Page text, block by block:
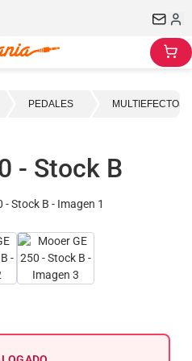
PEDALES MULTIEFECTOS
- Stock B